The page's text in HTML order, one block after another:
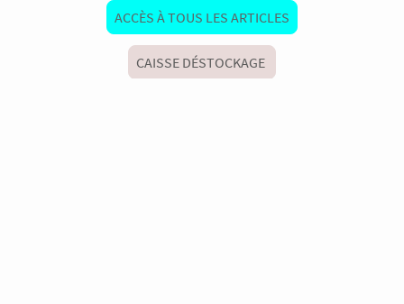
ACCÈS À TOUS LES ARTICLES
CAISSE DÉSTOCKAGE